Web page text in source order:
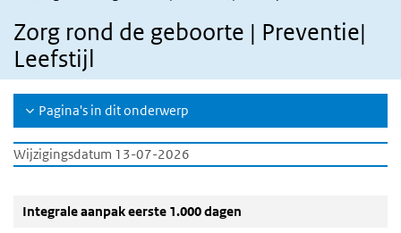
Zorg rond de geboorte | Preventie|
Leefstijl
Pagina's in dit onderwerp
Wijzigingsdatum 13-07-2026
Integrale aanpak eerste 1.000 dagen